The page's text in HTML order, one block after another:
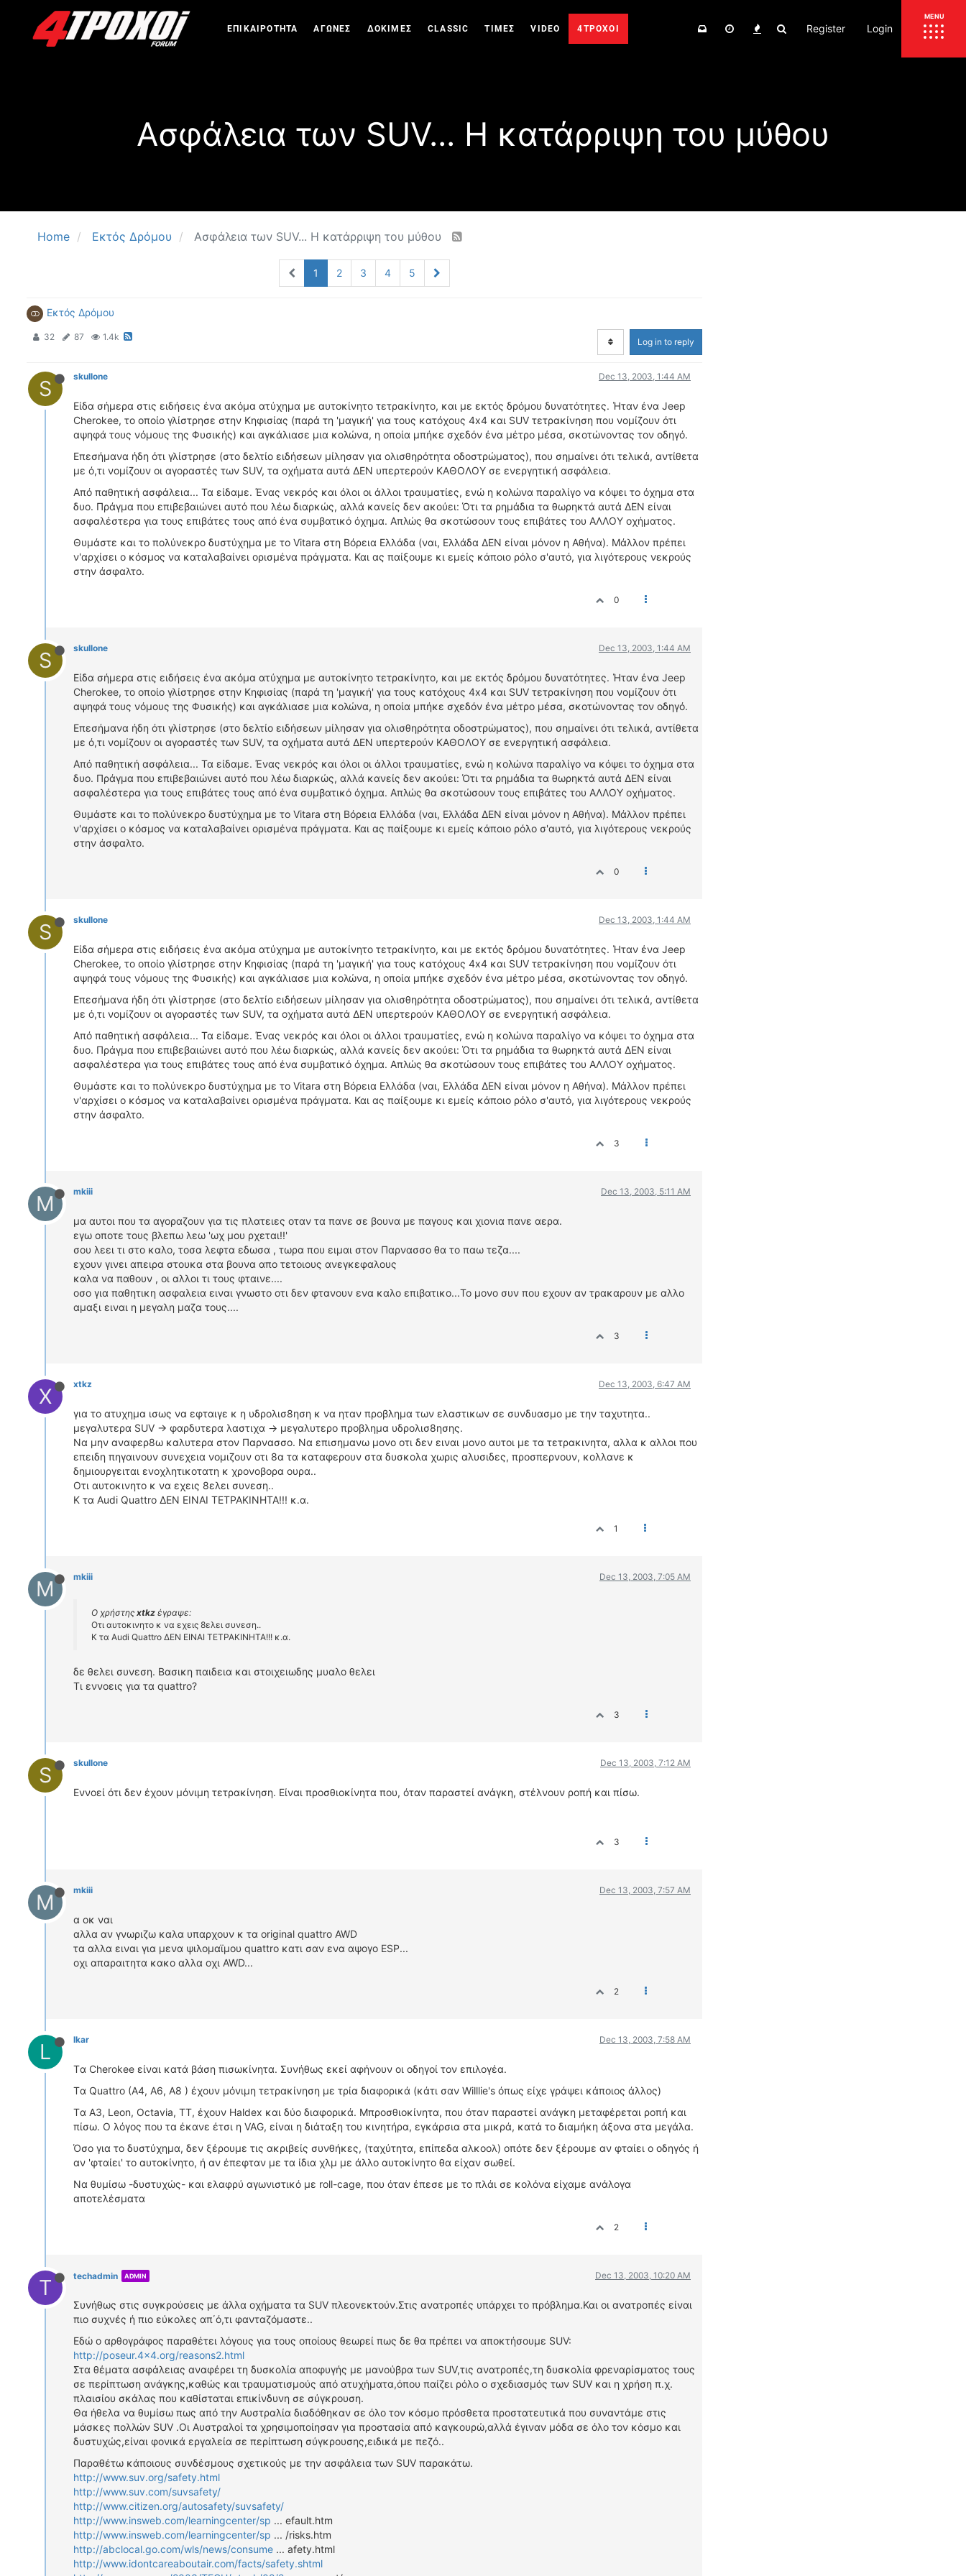
ΕΠΙΚΑΙΡΟΤΗΤΑ ΑΓΩΝΕΣ ΔΟΚΙΜΕΣ CLASSIC ΤΙΜΕΣ VIDEO 4ΤΡΟΧΟΙ Register Login
Ασφάλεια των SUV... Η κατάρριψη του μύθου
Home Εκτός Δρόμου Ασφάλεια των SUV... Η κατάρριψη του μύθου
1 2 3 4 5
Εκτός Δρόμου
32 87 1.4k Log in to reply
S skullone Dec 13, 2003, 1:44 AM
Είδα σήμερα στις ειδήσεις ένα ακόμα ατύχημα με αυτοκίνητο τετρακίνητο, και με εκτός δρόμου δυνατότητες. Ήταν ένα Jeep
Cherokee, το οποίο γλίστρησε στην Κηφισίας (παρά τη 'μαγική' για τους κατόχους 4x4 και SUV τετρακίνηση που νομίζουν ότι
αψηφά τους νόμους της Φυσικής) και αγκάλιασε μια κολώνα, η οποία μπήκε σχεδόν ένα μέτρο μέσα, σκοτώνοντας τον οδηγό.
Επεσήμανα ήδη ότι γλίστρησε (στο δελτίο ειδήσεων μίλησαν για ολισθηρότητα οδοστρώματος), που σημαίνει ότι τελικά, αντίθετα
με ό,τι νομίζουν οι αγοραστές των SUV, τα οχήματα αυτά ΔΕΝ υπερτερούν ΚΑΘΟΛΟΥ σε ενεργητική ασφάλεια.
Από παθητική ασφάλεια... Τα είδαμε. Ένας νεκρός και όλοι οι άλλοι τραυματίες, ενώ η κολώνα παραλίγο να κόψει το όχημα στα
δυο. Πράγμα που επιβεβαιώνει αυτό που λέω διαρκώς, αλλά κανείς δεν ακούει: Ότι τα ρημάδια τα θωρηκτά αυτά ΔΕΝ είναι
ασφαλέστερα για τους επιβάτες τους από ένα συμβατικό όχημα. Απλώς θα σκοτώσουν τους επιβάτες του ΑΛΛΟΥ οχήματος.
Θυμάστε και το πολύνεκρο δυστύχημα με το Vitara στη Βόρεια Ελλάδα (ναι, Ελλάδα ΔΕΝ είναι μόνον η Αθήνα). Μάλλον πρέπει
ν'αρχίσει ο κόσμος να καταλαβαίνει ορισμένα πράγματα. Και ας παίξουμε κι εμείς κάποιο ρόλο σ'αυτό, για λιγότερους νεκρούς
στην άσφαλτο.
0
S skullone Dec 13, 2003, 1:44 AM
Είδα σήμερα στις ειδήσεις ένα ακόμα ατύχημα με αυτοκίνητο τετρακίνητο, και με εκτός δρόμου δυνατότητες. Ήταν ένα Jeep
Cherokee, το οποίο γλίστρησε στην Κηφισίας (παρά τη 'μαγική' για τους κατόχους 4x4 και SUV τετρακίνηση που νομίζουν ότι
αψηφά τους νόμους της Φυσικής) και αγκάλιασε μια κολώνα, η οποία μπήκε σχεδόν ένα μέτρο μέσα, σκοτώνοντας τον οδηγό.
Επεσήμανα ήδη ότι γλίστρησε (στο δελτίο ειδήσεων μίλησαν για ολισθηρότητα οδοστρώματος), που σημαίνει ότι τελικά, αντίθετα
με ό,τι νομίζουν οι αγοραστές των SUV, τα οχήματα αυτά ΔΕΝ υπερτερούν ΚΑΘΟΛΟΥ σε ενεργητική ασφάλεια.
Από παθητική ασφάλεια... Τα είδαμε. Ένας νεκρός και όλοι οι άλλοι τραυματίες, ενώ η κολώνα παραλίγο να κόψει το όχημα στα
δυο. Πράγμα που επιβεβαιώνει αυτό που λέω διαρκώς, αλλά κανείς δεν ακούει: Ότι τα ρημάδια τα θωρηκτά αυτά ΔΕΝ είναι
ασφαλέστερα για τους επιβάτες τους από ένα συμβατικό όχημα. Απλώς θα σκοτώσουν τους επιβάτες του ΑΛΛΟΥ οχήματος.
Θυμάστε και το πολύνεκρο δυστύχημα με το Vitara στη Βόρεια Ελλάδα (ναι, Ελλάδα ΔΕΝ είναι μόνον η Αθήνα). Μάλλον πρέπει
ν'αρχίσει ο κόσμος να καταλαβαίνει ορισμένα πράγματα. Και ας παίξουμε κι εμείς κάποιο ρόλο σ'αυτό, για λιγότερους νεκρούς
στην άσφαλτο.
0
S skullone Dec 13, 2003, 1:44 AM
Είδα σήμερα στις ειδήσεις ένα ακόμα ατύχημα με αυτοκίνητο τετρακίνητο, και με εκτός δρόμου δυνατότητες. Ήταν ένα Jeep
Cherokee, το οποίο γλίστρησε στην Κηφισίας (παρά τη 'μαγική' για τους κατόχους 4x4 και SUV τετρακίνηση που νομίζουν ότι
αψηφά τους νόμους της Φυσικής) και αγκάλιασε μια κολώνα, η οποία μπήκε σχεδόν ένα μέτρο μέσα, σκοτώνοντας τον οδηγό.
Επεσήμανα ήδη ότι γλίστρησε (στο δελτίο ειδήσεων μίλησαν για ολισθηρότητα οδοστρώματος), που σημαίνει ότι τελικά, αντίθετα
με ό,τι νομίζουν οι αγοραστές των SUV, τα οχήματα αυτά ΔΕΝ υπερτερούν ΚΑΘΟΛΟΥ σε ενεργητική ασφάλεια.
Από παθητική ασφάλεια... Τα είδαμε. Ένας νεκρός και όλοι οι άλλοι τραυματίες, ενώ η κολώνα παραλίγο να κόψει το όχημα στα
δυο. Πράγμα που επιβεβαιώνει αυτό που λέω διαρκώς, αλλά κανείς δεν ακούει: Ότι τα ρημάδια τα θωρηκτά αυτά ΔΕΝ είναι
ασφαλέστερα για τους επιβάτες τους από ένα συμβατικό όχημα. Απλώς θα σκοτώσουν τους επιβάτες του ΑΛΛΟΥ οχήματος.
Θυμάστε και το πολύνεκρο δυστύχημα με το Vitara στη Βόρεια Ελλάδα (ναι, Ελλάδα ΔΕΝ είναι μόνον η Αθήνα). Μάλλον πρέπει
ν'αρχίσει ο κόσμος να καταλαβαίνει ορισμένα πράγματα. Και ας παίξουμε κι εμείς κάποιο ρόλο σ'αυτό, για λιγότερους νεκρούς
στην άσφαλτο.
3
M mkiii Dec 13, 2003, 5:11 AM
μα αυτοι που τα αγοραζουν για τις πλατειες οταν τα πανε σε βουνα με παγους και χιονια πανε αερα.
εγω οποτε τους βλεπω λεω 'ωχ μου ρχεται!!'
σου λεει τι στο καλο, τοσα λεφτα εδωσα , τωρα που ειμαι στον Παρνασσο θα το παω τεζα....
εχουν γινει απειρα στουκα στα βουνα απο τετοιους ανεγκεφαλους
καλα να παθουν , οι αλλοι τι τους φταινε....
οσο για παθητικη ασφαλεια ειναι γνωστο οτι δεν φτανουν ενα καλο επιβατικο...Το μονο συν που εχουν αν τρακαρουν με αλλο
αμαξι ειναι η μεγαλη μαζα τους....
3
X xtkz Dec 13, 2003, 6:47 AM
για το ατυχημα ισως να εφταιγε κ η υδρολισ8ηση κ να ηταν προβλημα των ελαστικων σε συνδυασμο με την ταχυτητα..
μεγαλυτερα SUV -> φαρδυτερα λαστιχα -> μεγαλυτερο προβλημα υδρολισ8ησης.
Να μην αναφερ8ω καλυτερα στον Παρνασσο. Να επισημανω μονο οτι δεν ειναι μονο αυτοι με τα τετρακινητα, αλλα κ αλλοι που
επειδη πηγαινουν συνεχεια νομιζουν οτι 8α τα καταφερουν στα δυσκολα χωρις αλυσιδες, προσπερνουν, κολλανε κ
δημιουργειται ενοχλητικοτατη κ χρονοβορα ουρα..
Οτι αυτοκινητο κ να εχεις 8ελει συνεση..
Κ τα Audi Quattro ΔΕΝ ΕΙΝΑΙ ΤΕΤΡΑΚΙΝΗΤΑ!!! κ.α.
1
M mkiii Dec 13, 2003, 7:05 AM
Ο χρήστης xtkz έγραψε:
Οτι αυτοκινητο κ να εχεις 8ελει συνεση..
Κ τα Audi Quattro ΔΕΝ ΕΙΝΑΙ ΤΕΤΡΑΚΙΝΗΤΑ!!! κ.α.
δε θελει συνεση. Βασικη παιδεια και στοιχειωδης μυαλο θελει
Τι εννοεις για τα quattro?
3
S skullone Dec 13, 2003, 7:12 AM
Εννοεί ότι δεν έχουν μόνιμη τετρακίνηση. Είναι προσθιοκίνητα που, όταν παραστεί ανάγκη, στέλνουν ροπή και πίσω.
3
M mkiii Dec 13, 2003, 7:57 AM
α οκ ναι
αλλα αν γνωριζω καλα υπαρχουν κ τα original quattro AWD
τα αλλα ειναι για μενα ψιλομαϊμου quattro κατι σαν ενα αψογο ESP...
οχι απαραιτητα κακο αλλα οχι AWD...
2
L lkar Dec 13, 2003, 7:58 AM
Tα Cherokee είναι κατά βάση πισωκίνητα. Συνήθως εκεί αφήνουν οι οδηγοί τον επιλογέα.
Tα Quattro (A4, A6, A8 ) έχουν μόνιμη τετρακίνηση με τρία διαφορικά (κάτι σαν Willlie's όπως είχε γράψει κάποιος άλλος)
Tα A3, Leon, Octavia, TT, έχουν Haldex και δύο διαφορικά. Mπροσθιοκίνητα, που όταν παραστεί ανάγκη μεταφέρεται ροπή και
πίσω. O λόγος που τα έκανε έτσι η VAG, είναι η διάταξη του κινητήρα, εγκάρσια στα μικρά, κατά το διαμήκη άξονα στα μεγάλα.
Όσο για το δυστύχημα, δεν ξέρουμε τις ακριβείς συνθήκες, (ταχύτητα, επίπεδα αλκοολ) οπότε δεν ξέρουμε αν φταίει ο οδηγός ή
αν 'φταίει' το αυτοκίνητο, ή αν έπεφταν με τα ίδια χλμ με άλλο αυτοκίνητο θα είχαν σωθεί.
Nα θυμίσω -δυστυχώς- και ελαφρύ αγωνιστικό με roll-cage, που όταν έπεσε με το πλάι σε κολόνα είχαμε ανάλογα
αποτελέσματα
2
T techadmin ADMIN Dec 13, 2003, 10:20 AM
Συνήθως στις συγκρούσεις με άλλα οχήματα τα SUV πλεονεκτούν.Στις ανατροπές υπάρχει το πρόβλημα.Και οι ανατροπές είναι
πιο συχνές ή πιο εύκολες απ΄ό,τι φανταζόμαστε..
Εδώ ο αρθογράφος παραθέτει λόγους για τους οποίους θεωρεί πως δε θα πρέπει να αποκτήσουμε SUV:
http://poseur.4x4.org/reasons2.html
Στα θέματα ασφάλειας αναφέρει τη δυσκολία αποφυγής με μανούβρα των SUV,τις ανατροπές,τη δυσκολία φρεναρίσματος τους
σε περίπτωση ανάγκης,καθώς και τραυματισμούς από ατυχήματα,όπου παίζει ρόλο ο σχεδιασμός των SUV και η χρήση π.χ.
πλαισίου σκάλας που καθίσταται επικίνδυνη σε σύγκρουση.
Θα ήθελα να θυμίσω πως από την Αυστραλία διαδόθηκαν σε όλο τον κόσμο πρόσθετα προστατευτικά που συναντάμε στις
μάσκες πολλών SUV .Οι Αυστραλοί τα χρησιμοποίησαν για προστασία από καγκουρώ,αλλά έγιναν μόδα σε όλο τον κόσμο και
δυστυχώς,είναι φονικά εργαλεία σε περίπτωση σύγκρουσης,ειδικά με πεζό..
Παραθέτω κάποιους συνδέσμους σχετικούς με την ασφάλεια των SUV παρακάτω.
http://www.suv.org/safety.html
http://www.suv.com/suvsafety/
http://www.citizen.org/autosafety/suvsafety/
http://www.insweb.com/learningcenter/sp ... efault.htm
http://www.insweb.com/learningcenter/sp ... /risks.htm
http://abclocal.go.com/wls/news/consume ... afety.html
http://www.idontcareaboutair.com/facts/safety.shtml
ΕΚΘΕΣΕΙΣ
ΕΚΔΗΛΩΣΕΙΣ 4Τ
ΟΔΟΙΠΟΡΙΚΑ
ΝΕΑ ΜΟΝΤΕΛΑ
ΑΓΩΝΕΣ
CANDID CAMERA
ΕΙΔΗΣΕΙΣ – ΠΑΡΟΥΣΙΑΣΕΙΣ
ΛΕΞΙΚΟ
ΠΕΡΙΒΑΛΛΟΝ
ΔΟΚΙΜΕΣ – ΠΑΡΟΥΣΙΑΣΕΙΣ
WRC
ΕΛΛΗΝΙΚΟΙ ΑΓΩΝΕΣ
ΜΟΝΤΕΛΑ
ΚΑΤΑΣΚΕΥΑΣΤΕΣ
ΑΓΩΝΙΣΤΙΚΑ ΑΥΤΟΚΙΝΗΤΑ
ΠΡΟΣΦΟΡΕΣ
2ΤΡΟΧΟΙ
ΟΔΗΓΟΥΜΕ
ΕΠΙΚΑΙΡΟΤΗΤΑ
CLASSIC
ΑΡΧΕΙΟ ΤΕΥΧΩΝ